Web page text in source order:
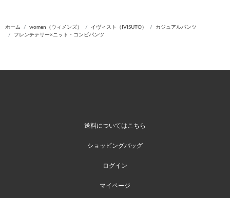
ホーム women（ウィメンズ） イヴィスト（IVISUTO）
カジュアルパンツ
フレンチテリー×ニット・コンビパンツ
送料についてはこちら
ショッピングバッグ
ログイン
マイページ